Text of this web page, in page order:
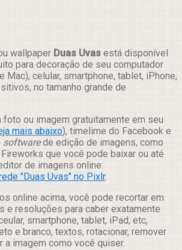
wallpaper Duas Uvas está disponível
para decoração de seu computador
Mac), celular, smartphone, tablet, iPhone,
no tamanho grande de
ou imagem gratuitamente em seu
mais abaixo), timelime do Facebook e
softwarede edição de imagens, como
que você pode baixar ou até
de imagens online:
"Duas Uvas" no Pixlr.
online acima, você pode recortar em
e resoluções para caber exatamente
smartphone, tablet, iPad, etc,
e branco, textos, rotacionar, remover
a imagem como você quiser.